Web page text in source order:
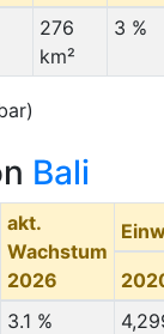
276
km²
3 %
Bali
akt.
Wachstum
2026
3.1 %